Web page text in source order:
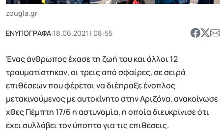
zougla.gr
ΕΝΥΠΟΓΡΑΦΑ|18.06.2021 | 08:55
Ένας άνθρωπος έχασε τη ζωή του και άλλοι 12
τραυματίστηκαν, οι τρεις από σφαίρες, σε σειρά
επιθέσεων που φέρεται να διέπραξε ένοπλος
μετακινούμενος με αυτοκίνητο στην Αριζόνα, ανακοίνωσε
χθες Πέμπτη 17/6 η αστυνομία, η οποία διευκρίνισε ότι
έχει συλλάβει τον ύποπτο για τις επιθέσεις.